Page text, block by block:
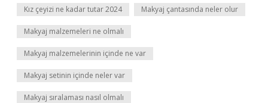
Kız çeyizi ne kadar tutar 2024 Makyaj çantasında neler olur
Makyaj malzemeleri ne olmalı
Makyaj malzemelerinin içinde ne var
Makyaj setinin içinde neler var
Makyaj sıralaması nasıl olmalı